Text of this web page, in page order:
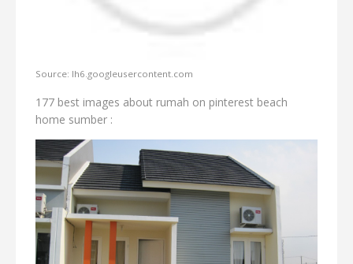
Source: lh6.googleusercontent.com
177 best images about rumah on pinterest beach
home sumber :